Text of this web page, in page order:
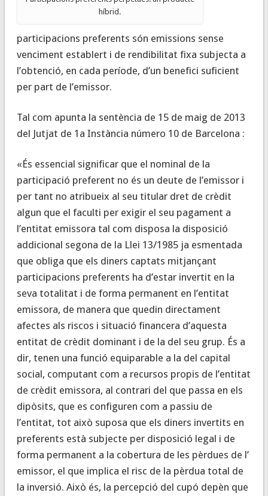
híbrid.
participacions preferents són emissions sense
venciment establert i de rendibilitat fixa subjecta a
l’obtenció, en cada període, d’un benefici suficient
per part de l’emissor.
Tal com apunta la sentència de 15 de maig de 2013
del Jutjat de 1a Instància número 10 de Barcelona :
«És essencial significar que el nominal de la
participació preferent no és un deute de l’emissor i
per tant no atribueix al seu titular dret de crèdit
algun que el faculti per exigir el seu pagament a
l’entitat emissora tal com disposa la disposició
addicional segona de la Llei 13/1985 ja esmentada
que obliga que els diners captats mitjançant
participacions preferents ha d’estar invertit en la
seva totalitat i de forma permanent en l’entitat
emissora, de manera que quedin directament
afectes als riscos i situació financera d’aquesta
entitat de crèdit dominant i de la del seu grup. És a
dir, tenen una funció equiparable a la del capital
social, computant com a recursos propis de l’entitat
de crèdit emissora, al contrari del que passa en els
dipòsits, que es configuren com a passiu de
l’entitat, tot això suposa que els diners invertits en
preferents està subjecte per disposició legal i de
forma permanent a la cobertura de les pèrdues de l’
emissor, el que implica el risc de la pèrdua total de
la inversió. Això és, la percepció del cupó depèn que